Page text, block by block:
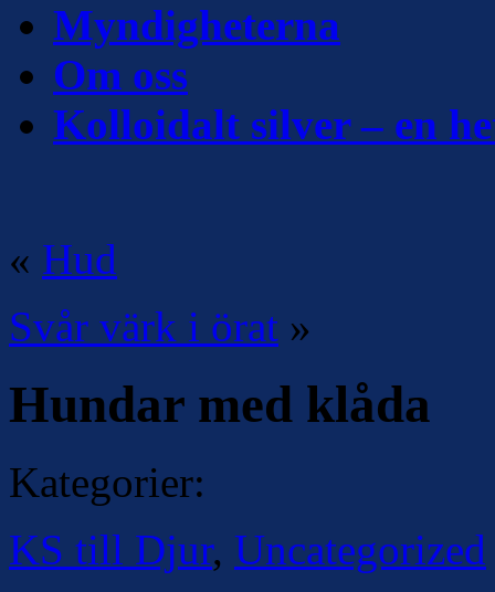
Myndigheterna
Om oss
Kolloidalt silver – en
« Hud
Svår värk i örat »
Hundar med klåda
Kategorier:
KS till Djur, Uncategorized